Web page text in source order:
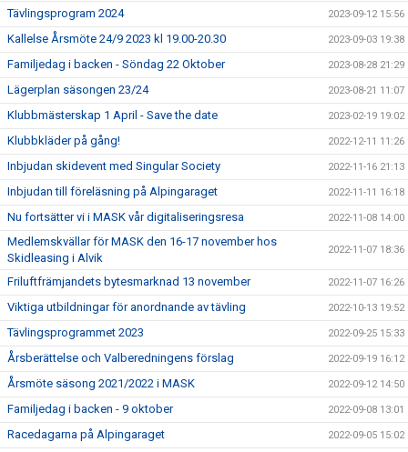
Tävlingsprogram 2024 2023-09-12 15:56
Kallelse Årsmöte 24/9 2023 kl 19.00-20.30 2023-09-03 19:38
Familjedag i backen - Söndag 22 Oktober 2023-08-28 21:29
Lägerplan säsongen 23/24 2023-08-21 11:07
Klubbmästerskap 1 April - Save the date 2023-02-19 19:02
Klubbkläder på gång! 2022-12-11 11:26
Inbjudan skidevent med Singular Society 2022-11-16 21:13
Inbjudan till föreläsning på Alpingaraget 2022-11-11 16:18
Nu fortsätter vi i MASK vår digitaliseringsresa 2022-11-08 14:00
Medlemskvällar för MASK den 16-17 november hos
Skidleasing i Alvik
2022-11-07 18:36
Friluftfrämjandets bytesmarknad 13 november 2022-11-07 16:26
Viktiga utbildningar för anordnande av tävling 2022-10-13 19:52
Tävlingsprogrammet 2023 2022-09-25 15:33
Årsberättelse och Valberedningens förslag 2022-09-19 16:12
Årsmöte säsong 2021/2022 i MASK 2022-09-12 14:50
Familjedag i backen - 9 oktober 2022-09-08 13:01
Racedagarna på Alpingaraget 2022-09-05 15:02